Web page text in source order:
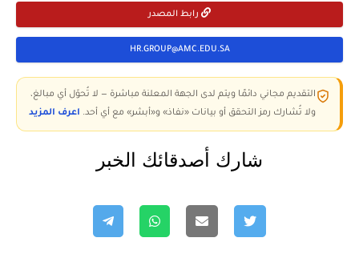
رابط المصدر
HR.GROUP@AMC.EDU.SA
التقديم مجاني دائمًا ويتم لدى الجهة المعلنة مباشرة — لا تُحوّل أي مبالغ،
ولا تُشارك رمز التحقق أو بيانات «نفاذ» و«أبشر» مع أي أحد. اعرف المزيد
شارك أصدقائك الخبر